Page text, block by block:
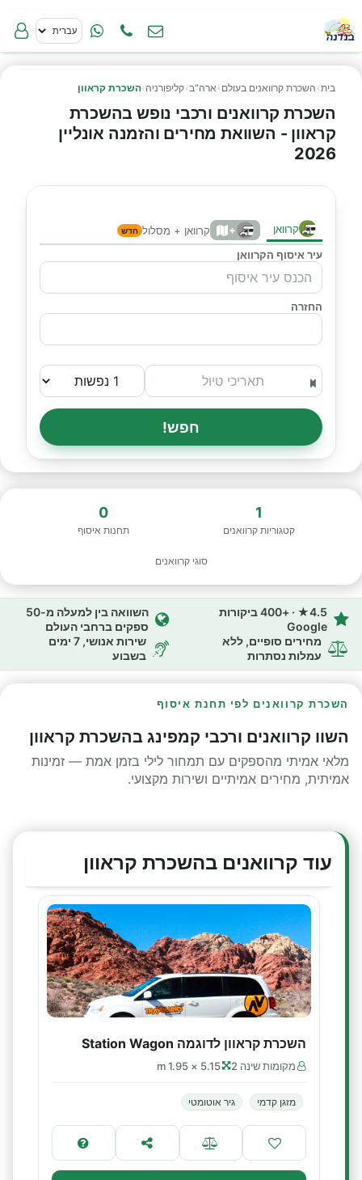
בית› השכרת קרוואנים בעולם › ארה"ב›קליפורניה ›השכרת קראוון
השכרת קרוואנים ורכבי נופש בהשכרת
קראוון - השוואת מחירים והזמנה אונליין
2026
קרוואן + קרוואן + מסלול חדש
עיר איסוף הקרוואן
החזרה
חפש!
1
קטגוריות קרוואנים
0
תחנות איסוף
סוגי קרוואנים
4.5★ · +400 ביקורות
Google
השוואה בין למעלה מ-50
ספקים ברחבי העולם
מחירים סופיים, ללא
עמלות נסתרות
שירות אנושי, 7 ימים
בשבוע
השכרת קרוואנים לפי תחנת איסוף
השוו קרוואנים ורכבי קמפינג בהשכרת קראוון
מלאי אמיתי מהספקים עם תמחור לילי בזמן אמת — זמינות
אמיתית, מחירים אמיתיים ושירות מקצועי.
עוד קרוואנים בהשכרת קראוון
השכרת קראוון לדוגמה Station Wagon
מקומות שינה 2 5.15 × 1.95 m
מזגן קדמי גיר אוטומטי